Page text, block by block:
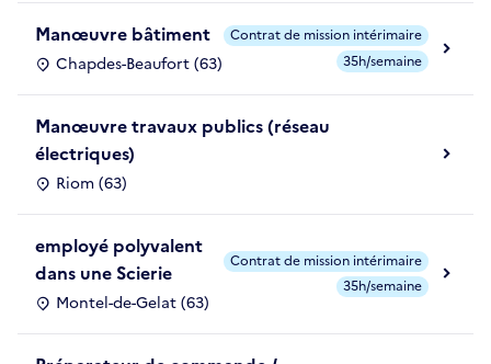
Manœuvre bâtiment
Chapdes-Beaufort (63)
Contrat de mission intérimaire
35h/semaine
Manœuvre travaux publics (réseau
électriques)
Riom (63)
employé polyvalent
dans une Scierie
Montel-de-Gelat (63)
Contrat de mission intérimaire
35h/semaine